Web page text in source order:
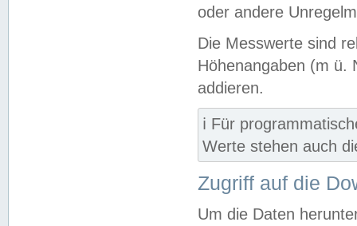
oder andere
Die Messwerte sind
Höhenangaben (m ü.
addieren.
ℹ️ Für
Werte stehen auch
Zugriff auf die
Um die Daten